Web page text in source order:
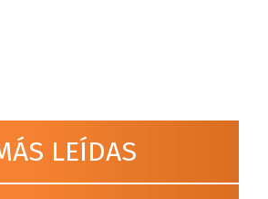
LEÍDAS